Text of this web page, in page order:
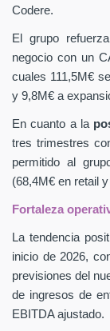
Codere.
El grupo
negocio con un
cuales 111,5M€
y 9,8M€ a
En cuanto a la
tres trimestres
permitido al
(68,4M€ en retail
Fortaleza
La tendencia
inicio de 2026,
previsiones del
de ingresos de
EBITDA ajustado.